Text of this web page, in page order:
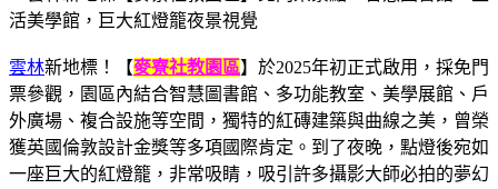
雲林新地標！【麥寮社教園區】於2025年初正式啟用，採免門
票參觀，園區內結合智慧圖書館、多功能教室、美學展館、戶
外廣場、複合設施等空間，獨特的紅磚建築與曲線之美，曾榮
獲英國倫敦設計金獎等多項國際肯定。到了夜晚，點燈後宛如
一座巨大的紅燈籠，非常吸睛，吸引許多攝影大師必拍的夢幻